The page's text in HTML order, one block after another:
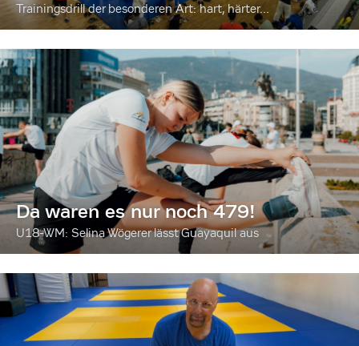
Trainingsdrill der besonderen Art: hart, härter...
Da waren es nur noch 479!
U18-WM: Selina Wögerer lässt Guayaquil aus